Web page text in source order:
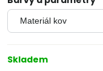
Skladem